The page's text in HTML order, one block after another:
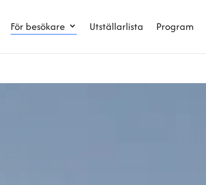
För besökare Utställarlista Program